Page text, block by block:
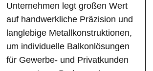
Unternehmen legt großen Wert
auf handwerkliche Präzision und
langlebige Metallkonstruktionen,
um individuelle Balkonlösungen
für Gewerbe- und Privatkunden